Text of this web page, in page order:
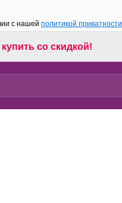
с нашей политикой приватности
со скидкой!